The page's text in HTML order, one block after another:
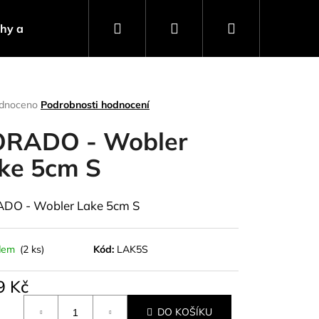
a návnady Stojany a signalizátory
Hledat PřihlášeníNákupní
Podrobnosti hodnocení
- Wobler
5cm S
- Wobler Lake 5cm S
(2 ks) Kód: LAK5S
Kč
DO KOŠÍKU